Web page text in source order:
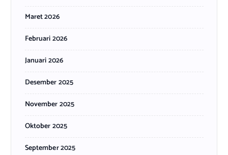
Maret 2026
Februari 2026
Januari 2026
Desember 2025
November 2025
Oktober 2025
September 2025